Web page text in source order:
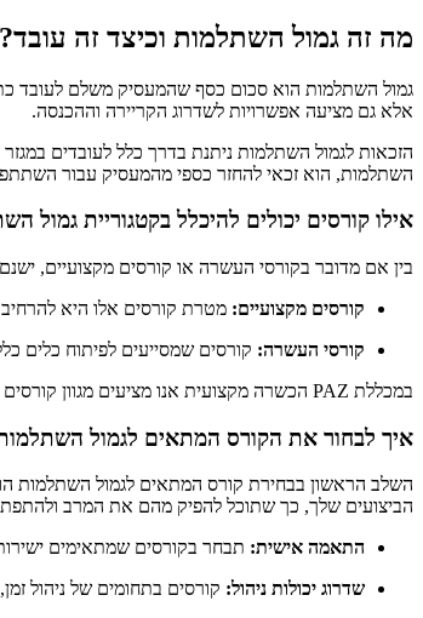
מה זה גמול השתלמות וכיצד זה עובד?
גמול השתלמות הוא סכום כסף שהמעסיק משלם לעובד
אלא גם מציעה אפשרויות לשדרוג הקריירה וההכנסה.
הזכאות לגמול השתלמות ניתנת בדרך כלל לעובדים
השתלמות, הוא זכאי להחזר כספי מהמעסיק עבור
אילו קורסים יכולים להיכלל בקטגוריית גמול
בין אם מדובר בקורסי העשרה או קורסים מקצועיים,
קורסים מקצועיים: מטרת קורסים אלו היא
קורסי העשרה: קורסים שמסייעים לפיתוח כלים
במכללת PAZ הכשרה מקצועית אנו מציעים מגוון קורסים שמתאימים לעובדים במגוון תחומים ומסייעים להם לפתח את כישוריהם בצורה מקצועית ואפקטיבית.
איך לבחור את הקורס המתאים לגמול
השלב הראשון בבחירת קורס המתאים לגמול השתלמות
הביצועים שלך, כך שתוכל להפיק מהם את המרב
התאמה אישית: תבחר בקורסים שמתאימים
שדרוג יכולות ניהול: קורסים בתחומים של ניהול